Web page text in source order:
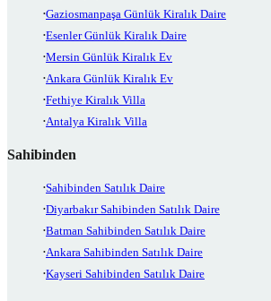
Gaziosmanpaşa Günlük Kiralık Daire
Esenler Günlük Kiralık Daire
Mersin Günlük Kiralık Ev
Ankara Günlük Kiralık Ev
Fethiye Kiralık Villa
Antalya Kiralık Villa
Sahibinden
Sahibinden Satılık Daire
Diyarbakır Sahibinden Satılık Daire
Batman Sahibinden Satılık Daire
Ankara Sahibinden Satılık Daire
Kayseri Sahibinden Satılık Daire